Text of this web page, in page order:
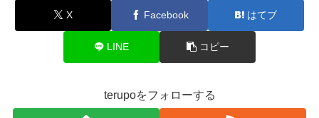
X Facebook はてブ
LINE コピー
terupoをフォローする